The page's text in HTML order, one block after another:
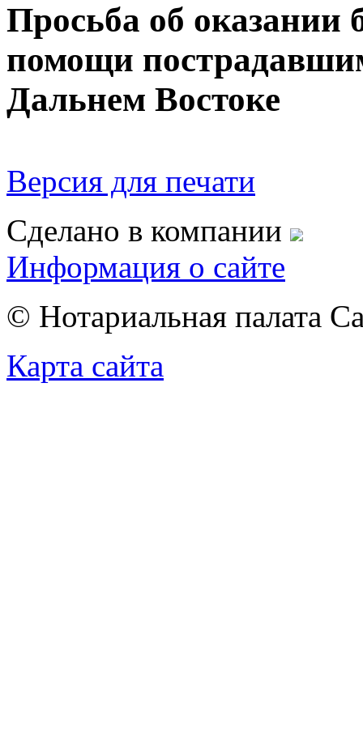
Просьба об оказании
помощи
Дальнем Востоке
Версия для печати
Сделано в компании
Информация о сайте
© Нотариальная палата
Карта сайта